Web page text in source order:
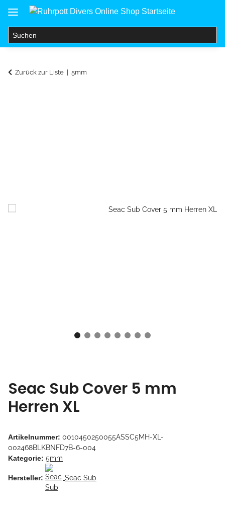
Zurück zur Liste 5mm
Seac Sub Cover 5 mm
Herren XL
Artikelnummer: 0010450250055ASSC5MH-XL-
002468BLKBNFD7B-6-004
Kategorie: 5mm
Hersteller: Seac Sub